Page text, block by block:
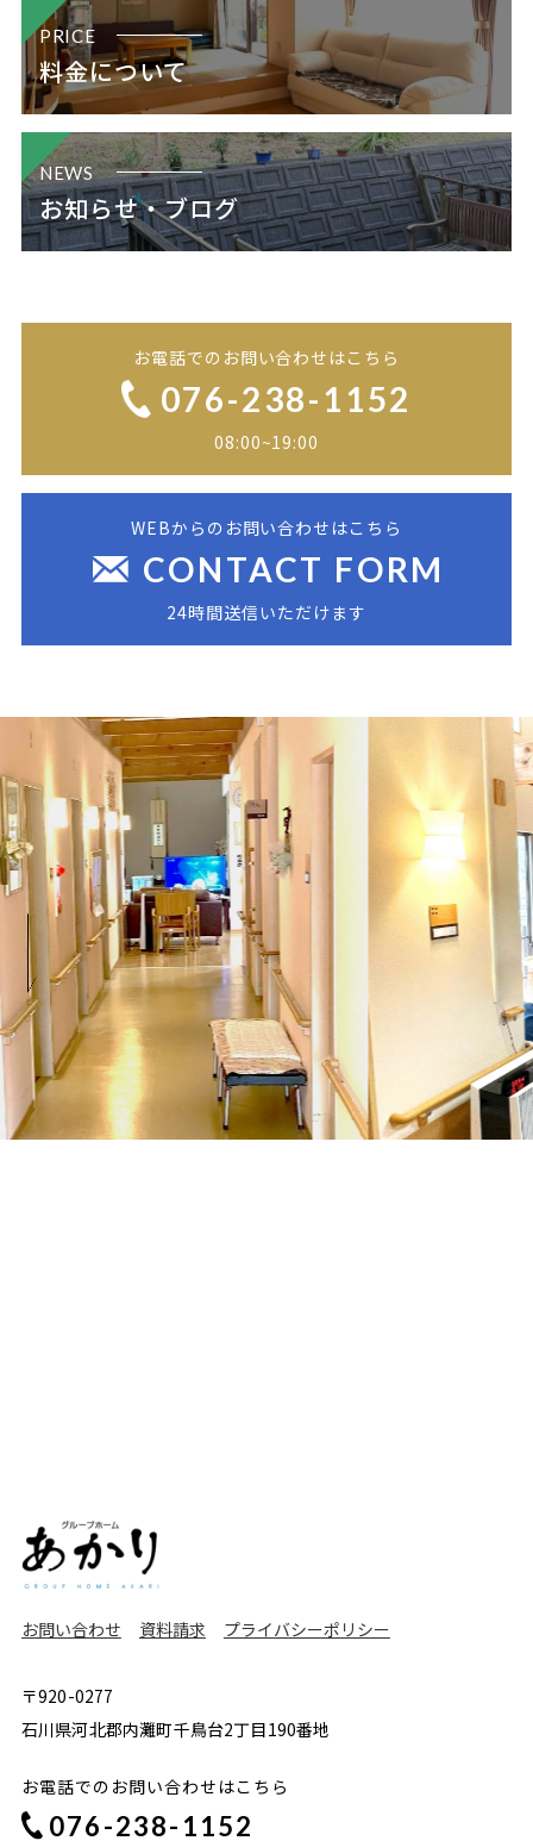
PRICE
料金について
NEWS
お知らせ・ブログ
お電話でのお問い合わせはこちら
076-238-1152
08:00~19:00
WEBからのお問い合わせはこちら
CONTACT FORM
24時間送信いただけます
お問い合わせ 資料請求 プライバシーポリシー
〒920-0277
石川県河北郡内灘町千鳥台2丁目190番地
お電話でのお問い合わせはこちら
076-238-1152